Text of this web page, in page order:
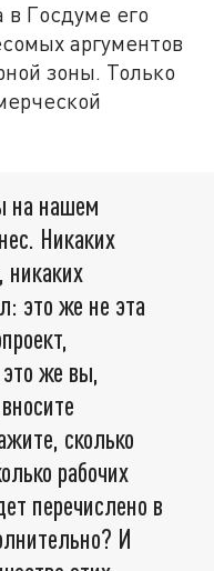
в Госдуме его
аргументов
зоны. Только
на нашем
Никаких
никаких
это же не эта
же вы,
сколько
рабочих
перечислено в
И